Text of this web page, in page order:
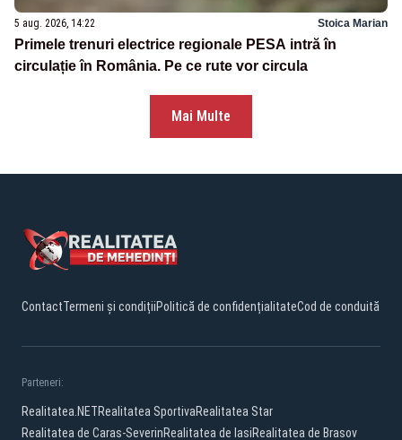
5 aug. 2026, 14:22 Stoica Marian
Primele trenuri electrice regionale PESA intră în
circulație în România. Pe ce rute vor circula
Mai Multe
ContactTermeni și condițiiPolitică de confidențialitateCod de conduită
Parteneri:
Realitatea.NETRealitatea SportivaRealitatea Star
Realitatea de Caras-SeverinRealitatea de IasiRealitatea de Brasov